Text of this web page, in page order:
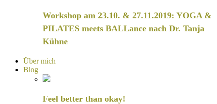
Workshop am 23.10. & 27.11.2019: YOGA &
PILATES meets BALLance nach Dr. Tanja
Kühne
Über mich
Blog
Feel better than okay!